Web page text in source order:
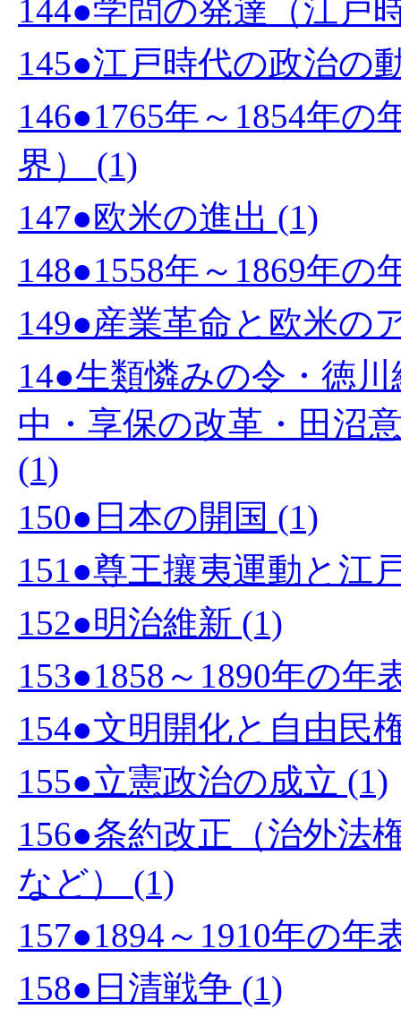
144●学問の発達（江戸
145●江戸時代の政治の
146●1765年～1854年
界） (1)
147●欧米の進出 (1)
148●1558年～1869年の
149●産業革命と欧米の
14●生類憐みの令・徳
中・享保の改革・田沼
(1)
150●日本の開国 (1)
151●尊王攘夷運動と江
152●明治維新 (1)
153●1858～1890年の年
154●文明開化と自由民
155●立憲政治の成立 (1)
156●条約改正（治外法
など） (1)
157●1894～1910年の年
158●日清戦争 (1)